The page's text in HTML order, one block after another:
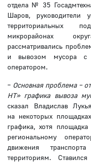
отдела № 35
Шаров, руководители
территориальных
микрорайонах
рассматривались
и вывозом мусора с
оператором.
– Основная проблема –
НТ» графика вывоза
сказал Владислав
на некоторых
графика, хотя
региональному
движения
территориям.